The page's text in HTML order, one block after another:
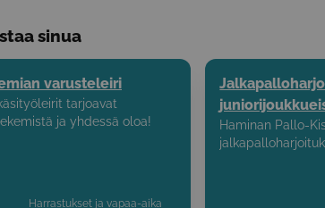
sinua
varusteleiri
tarjoavat
ja yhdessä oloa!
Harrastukset ja vapaa-aika
Haminan Pallo-